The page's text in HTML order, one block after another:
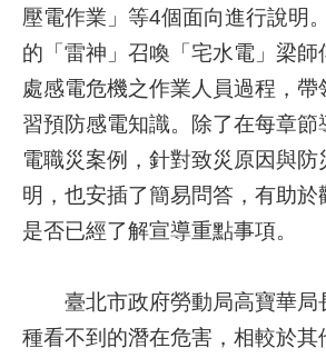
上
服
務
聯
絡
資
訊
相
結
壓電作業」等4個面向進行說明
的「雷神」召喚「宅水電」梁師
處感電危機之作業人員過程，帶
習預防感電知識。除了在每章節
電職災案例，針對致災原因與防
明，也安插了簡易問答，有助於
是否已經了解宣導重點事項。
臺北市政府勞動局高寶華局
種看不到的潛在危害，相較於其